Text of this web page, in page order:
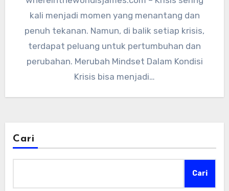
kali menjadi momen yang menantang dan
penuh tekanan. Namun, di balik setiap krisis,
terdapat peluang untuk pertumbuhan dan
perubahan. Merubah Mindset Dalam Kondisi
Krisis bisa menjadi…
Cari
Cari